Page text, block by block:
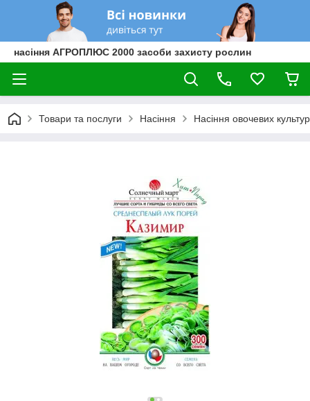
насіння АГРОПЛЮС 2000 засоби захисту рослин
Товари та послуги Насіння Насіння овочевих культур